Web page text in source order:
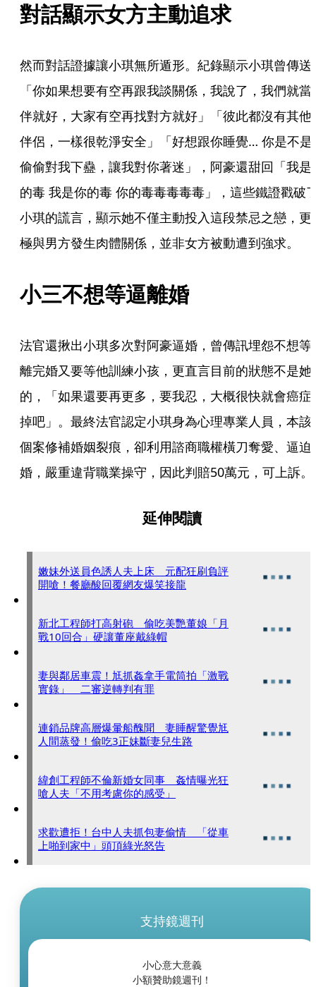
對話顯示女方主動追求
然而對話證據讓小琪無所遁形。紀錄顯示小琪曾傳送
「你如果想要有空再跟我談關係，我說了，我們就當
伴就好，大家有空再找對方就好」「彼此都沒有其他
伴侶，一樣很乾淨安全」「好想跟你睡覺… 你是不是
偷偷對我下蠱，讓我對你著迷」，阿豪還甜回「我是
的毒 我是你的毒 你的毒毒毒毒毒」，這些鐵證戳破
小琪的謊言，顯示她不僅主動投入這段禁忌之戀，更
極與男方發生肉體關係，並非女方被動遭到強求。
小三不想等逼離婚
法官還揪出小琪多次對阿豪逼婚，曾傳訊埋怨不想等
離完婚又要等他訓練小孩，更直言目前的狀態不是她
的，「如果還要再更多，要我忍，大概很快就會癌症
掉吧」。最終法官認定小琪身為心理專業人員，本該
個案修補婚姻裂痕，卻利用諮商職權橫刀奪愛、逼迫
婚，嚴重違背職業操守，因此判賠50萬元，可上訴。
延伸閱讀
嫩妹外送員色誘人夫上床 元配狂刷負評
開嗆！餐廳酸回覆網友爆笑接龍
新北工程師打高射砲 偷吃美艷董娘「月
戰10回合」硬讓董座戴綠帽
妻與鄰居車震！尪抓姦拿手電筒拍「激戰
實錄」 二審逆轉判有罪
連鎖品牌高層爆暈船醜聞 妻睡醒驚覺尪
人間蒸發！偷吃3正妹斷妻兒生路
緯創工程師不倫新婚女同事 姦情曝光狂
嗆人夫「不用考慮你的感受」
求歡遭拒！台中人夫抓包妻偷情 「從車
上啪到家中」頭頂綠光怒告
支持鏡週刊
小心意大意義
小額贊助鏡週刊！